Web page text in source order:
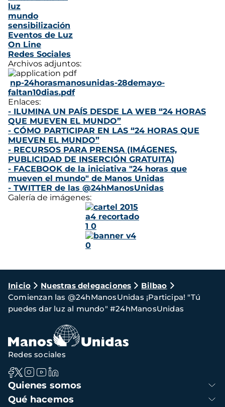
luz
mundo
sensibilización
Eventos de Luz
On Line
Redes Sociales
Archivos adjuntos:
np-24horasmanosunidas-28demayo-
faltan10dias.pdf
Enlaces:
- ILUMINA UN PAÍS DESDE LA WEB “24 HORAS
QUE MUEVEN EL MUNDO”
- CÓMO PARTICIPAR EN LAS “24 HORAS QUE
MUEVEN EL MUNDO”
- RECURSOS PARA PRENSA (IMÁGENES,
PUBLICIDAD DE INSERCIÓN GRATUITA)
- FACEBOOK de la iniciativa "24 horas que
mueven el mundo" de Manos Unidas
- TWITTER de las @24hManosUnidas
Galería de imágenes:
Ruta
de
navegación
Inicio Nuestras delegaciones
Bilbao
Comienzan las @24hManosUnidas ¡Participa! "Tú
puedes dar luz al mundo" #24hManosUnidas
Navegación
principal
Quienes somos
Qué hacemos
Redes sociales